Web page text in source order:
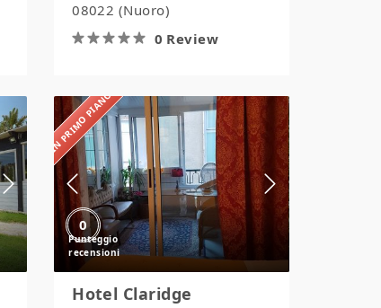
08022 (Nuoro)
0 Review
IN PRIMO PIANO
0
Hotel
Claridge
Hotel Claridge